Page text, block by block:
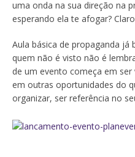
uma onda na sua direção na
esperando ela te afogar?
Aula básica de propaganda
quem não é visto não é
de um evento começa em
em outras oportunidades do
organizar, ser referência no